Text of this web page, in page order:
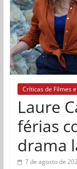
Críticas de Filmes
Laure
férias
drama
7 de agosto de